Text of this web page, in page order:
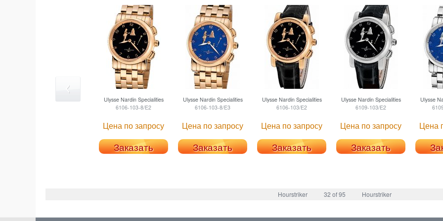
Ulysse NardinSpecialities
6106-103-8/E2
Цена по запросу
Заказать
Ulysse NardinSpecialities
6106-103-8/E3
Цена по запросу
Заказать
Ulysse NardinSpecialities
6106-103/E2
Цена по запросу
Заказать
Ulysse NardinSpecialities
6109-103/E2
Цена по запросу
Заказать
Ulysse
Цена
Hourstriker 32 of 95 Hourstriker